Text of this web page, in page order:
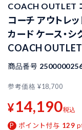
COACH OUTLET
コーチ アウトレ
カード ケース・シ
COACH
商品番号
参考価格 ¥18,700
¥14,190税込
ポイント付与 129